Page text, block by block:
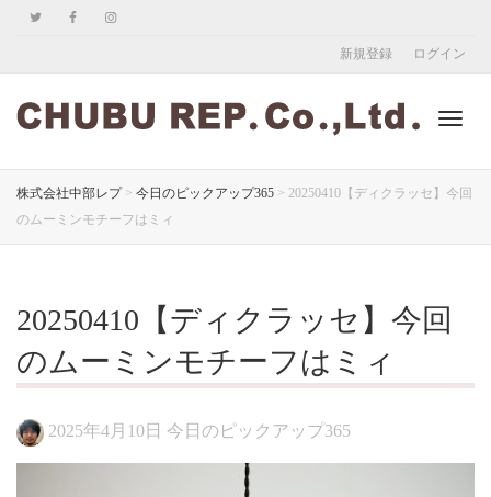
新規登録 ログイン
株式会社中部レプ> 今日のピックアップ365 > 20250410【ディクラッセ】今回
のムーミンモチーフはミィ
20250410【ディクラッセ】今回
のムーミンモチーフはミィ
2025年4月10日 今日のピックアップ365